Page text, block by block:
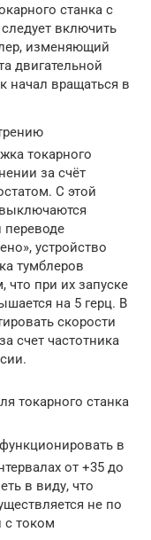
станка с
включить
изменяющий
двигательной
начал вращаться в
токарного
за счёт
С этой
переводе
устройство
тумблеров
что при их запуске
на 5 герц. В
скорости
счет частотника
токарного станка
в
от +35 до
в виду, что
не по
с током